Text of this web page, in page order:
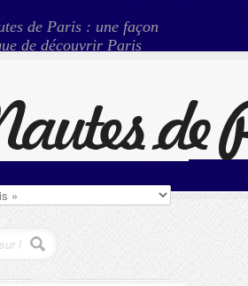
de Paris : une façon
de découvrir Paris